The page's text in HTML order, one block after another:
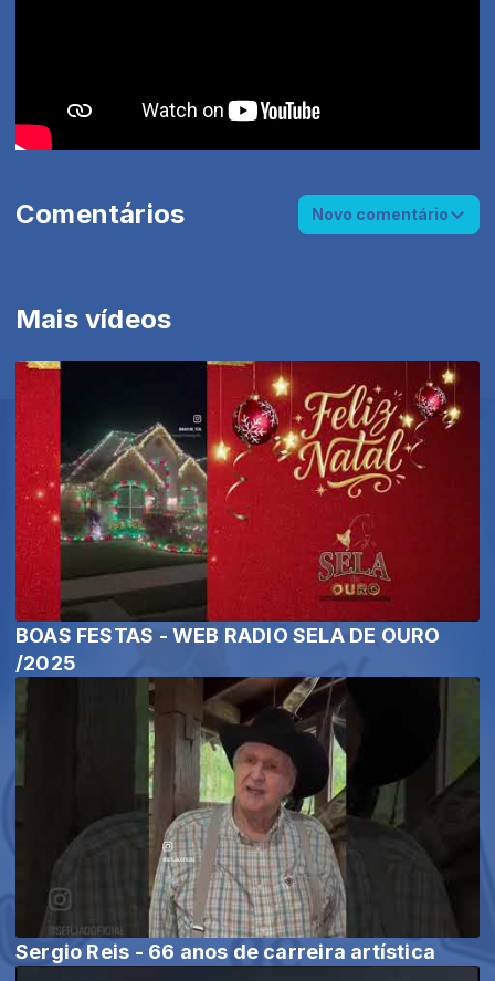
Mais vídeos
BOAS FESTAS - WEB RADIO SELA DE OURO
/2025
Sergio Reis - 66 anos de carreira artística
Comentários Novo comentário